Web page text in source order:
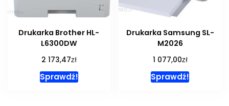
Drukarka Brother HL-
L6300DW
2 173,47zł
Sprawdź!
Drukarka Samsung SL-
M2026
1 077,00zł
Sprawdź!